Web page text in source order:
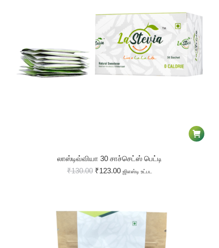
லாஸ்டிவ்வியா 30 சாச்செட்ஸ் பெட்டி
₹130.00 ₹123.00 ஜிஎஸ்டி உட்பட